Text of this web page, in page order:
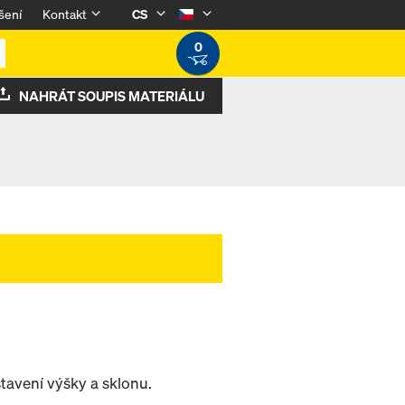
Kontakt
CS
0
NAHRÁT SOUPIS MATERIÁLU
výšky a sklonu.